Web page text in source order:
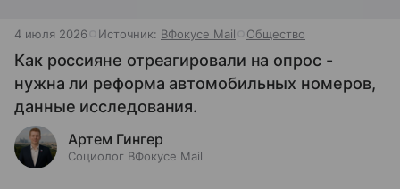
4 июля 2026 Источник: ВФокусе Mail Общество
Как россияне отреагировали на опрос -
нужна ли реформа автомобильных номеров,
данные исследования.
Артем Гингер
Социолог ВФокусе Mail